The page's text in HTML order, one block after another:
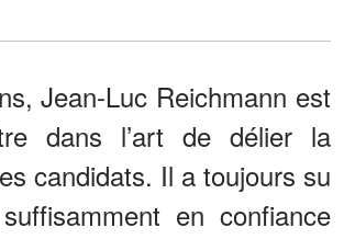
Jean-Luc Reichmann est
dans l’art de délier la
candidats. Il a toujours su
en confiance